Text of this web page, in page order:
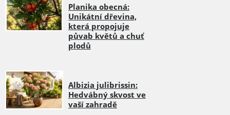
Planika obecná:
Unikátní dřevina,
která propojuje
půvab květů a chuť
plodů
Albizia julibrissin:
Hedvábný skvost ve
vaší zahradě